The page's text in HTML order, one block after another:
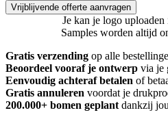
Vrijblijvende offerte aanvragen
Je kan je logo
Samples worden altijd
Gratis verzending op alle
Beoordeel vooraf je ontwerp via je
Eenvoudig achteraf betalen of
Gratis annuleren voordat je
200.000+ bomen geplant dankzij